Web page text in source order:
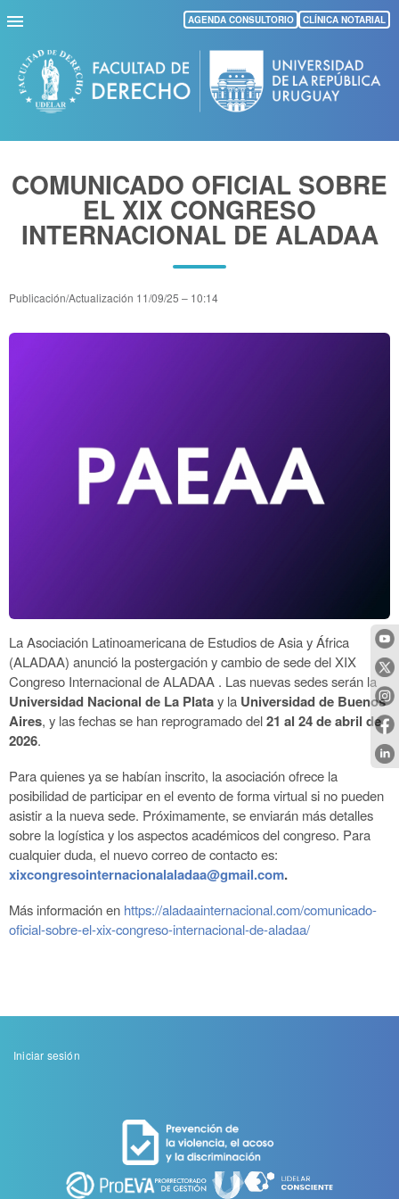
Pasar
al
contenido
principal
AGENDA CONSULTORIO CLÍNICA NOTARIAL
COMUNICADO OFICIAL SOBRE
EL XIX CONGRESO
INTERNACIONAL DE ALADAA
Publicación/Actualización 11/09/25 – 10:14
La Asociación Latinoamericana de Estudios de Asia y África
(ALADAA) anunció la postergación y cambio de sede delXIX
Congreso Internacional de ALADAA . Las nuevas sedes serán la
Universidad Nacional de La Platay la Universidad de Buenos
Aires, y las fechas se han reprogramado del21 al 24 de abril de
2026.
Para quienes ya se habían inscrito, la asociación ofrece la
posibilidad de participar en el evento de forma virtual si no pueden
asistir a la nueva sede. Próximamente, se enviarán más detalles
sobre la logística y los aspectos académicos del congreso. Para
cualquier duda, el nuevo correo de contacto es:
xixcongresointernacionalaladaa@gmail.com.
Más información en https://aladaainternacional.com/comunicado-
oficial-sobre-el-xix-congreso-internacional-de-aladaa/
Menu
Iniciar sesión